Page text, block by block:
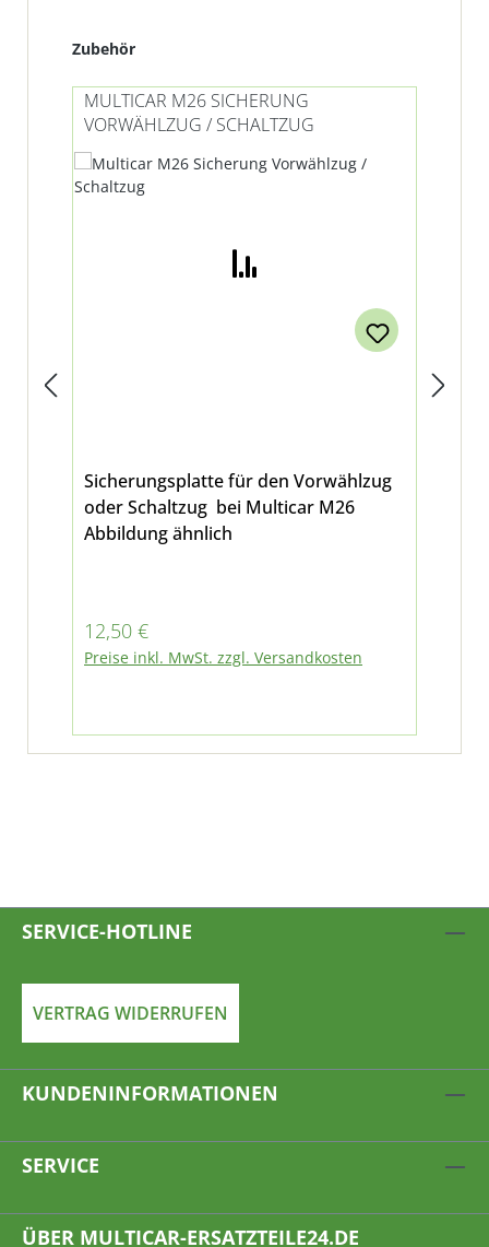
Produktgalerie überspringen
Zubehör
MULTICAR M26 SICHERUNG
VORWÄHLZUG / SCHALTZUG
Sicherungsplatte für den Vorwählzug
oder Schaltzug bei Multicar M26
Abbildung ähnlich
Regulärer Preis:
12,50 €
Preise inkl. MwSt. zzgl. Versandkosten
SERVICE-HOTLINE
VERTRAG WIDERRUFEN
KUNDENINFORMATIONEN
SERVICE
ÜBER MULTICAR-ERSATZTEILE24.DE